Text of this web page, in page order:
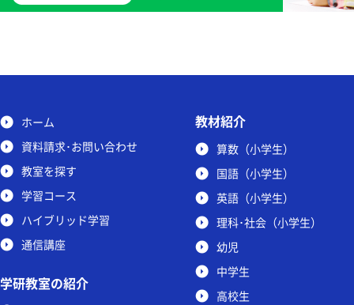
ホーム
資料請求･お問い合わせ
教室を探す
学習コース
ハイブリッド学習
通信講座
学研教室の紹介
教材紹介
算数（小学生）
国語（小学生）
英語（小学生）
理科･社会（小学生）
幼児
中学生
高校生